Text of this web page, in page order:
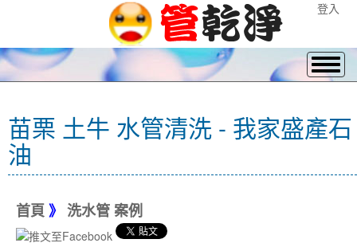
登入
苗栗 土牛 水管清洗 - 我家盛產石
油
首頁 》 洗水管 案例